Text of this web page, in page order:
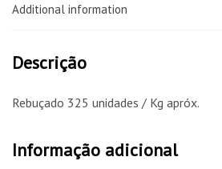
Additional information
Descrição
Rebuçado 325 unidades / Kg apróx.
Informação adicional